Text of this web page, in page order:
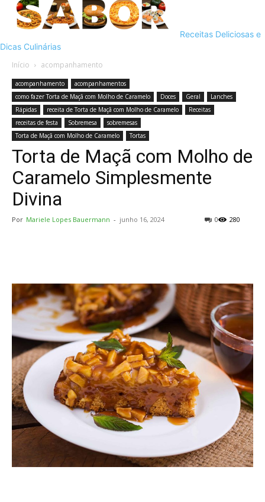
Receitas Deliciosas e
Dicas Culinárias
Início
acompanhamento
acompanhamento
acompanhamentos
como fazer Torta de Maçã com Molho de Caramelo
Doces Geral
Lanches
Rápidas
receita de Torta de Maçã com Molho de Caramelo
Receitas
receitas de festa
Sobremesa
sobremesas
Torta de Maçã com Molho de Caramelo
Tortas
Torta de Maçã com Molho de
Caramelo Simplesmente
Divina
Por Mariele Lopes Bauermann - junho 16, 2024 280
0